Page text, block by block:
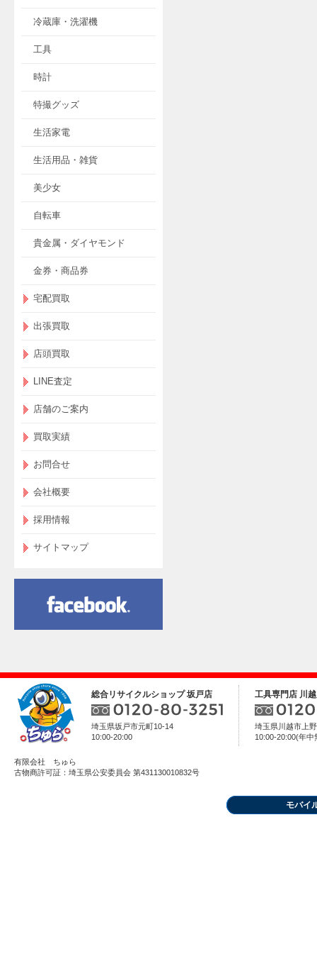
冷蔵庫・洗濯機
工具
時計
特撮グッズ
生活家電
生活用品・雑貨
美少女
自転車
貴金属・ダイヤモンド
金券・商品券
宅配買取
出張買取
店頭買取
LINE査定
店舗のご案内
買取実績
お問合せ
会社概要
採用情報
サイトマップ
総合リサイクルショップ 坂戸店
埼玉県坂戸市元町10-14
10:00-20:00
工具専門店 川
埼玉県川越市上
10:00-20:00(年中
有限会社 ちゅら
古物商許可証：埼玉県公安委員会 第431130010832号
モバイ